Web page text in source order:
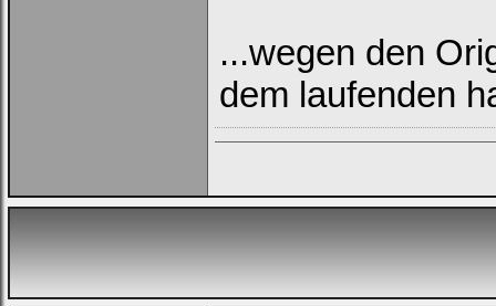
vergessen|Registrieren
...wegen den
dem laufenden